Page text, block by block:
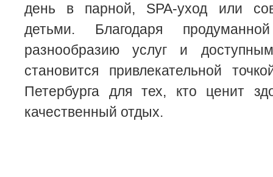
день в парной, SPA-уход или
детьми. Благодаря
разнообразию услуг и
становится привлекательной
Петербурга для тех, кто ценит
качественный отдых.